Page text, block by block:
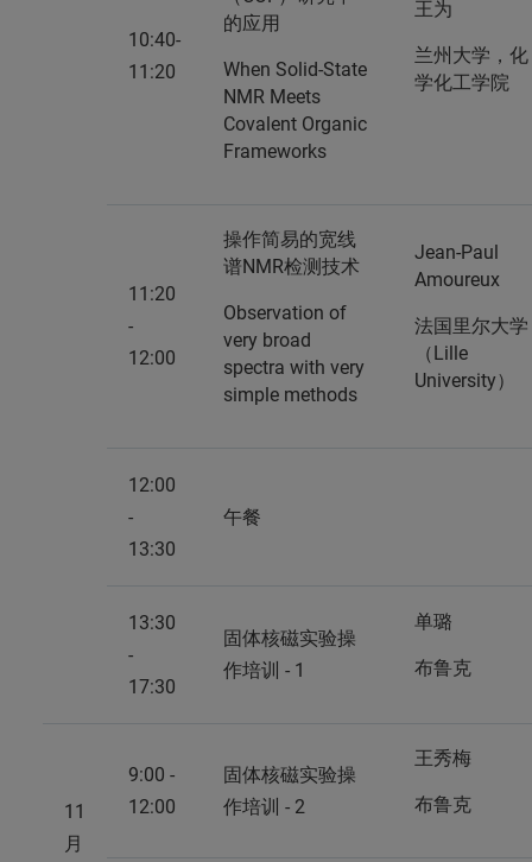
10:40-
11:20
的应用
When Solid-State
NMR Meets
Covalent Organic
Frameworks
王为
兰州大学，化
学化工学院
11:20
-
12:00
操作简易的宽线
谱NMR检测技术
Observation of
very broad
spectra with very
simple methods
Jean-Paul
Amoureux
法国里尔大学
（Lille
University）
12:00
-
13:30
午餐
13:30
-
17:30
固体核磁实验操
作培训 - 1
单璐
布鲁克
11
月
9:00 -
12:00
固体核磁实验操
作培训 - 2
王秀梅
布鲁克